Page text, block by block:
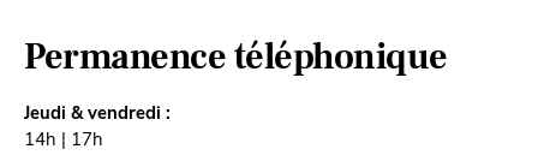
Permanence téléphonique
Jeudi & vendredi :
14h | 17h